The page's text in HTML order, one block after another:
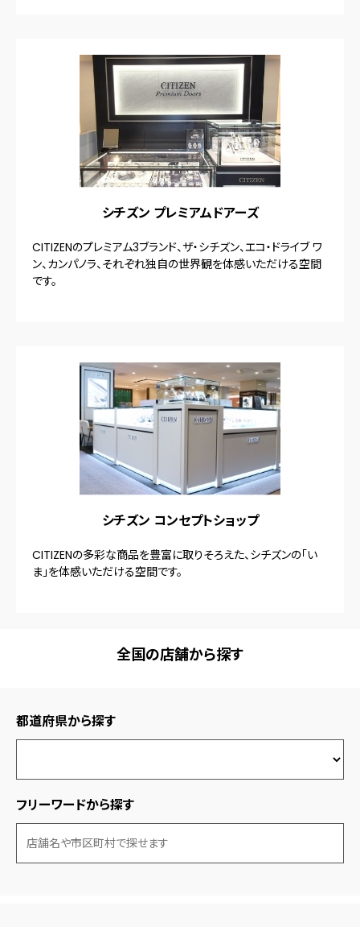
シチズン プレミアムドアーズ
CITIZENのプレミアム3ブランド、ザ・シチズン、エコ・ドライブ ワ
ン、カンパノラ、それぞれ独自の世界観を体感いただける空間
です。
シチズン コンセプトショップ
CITIZENの多彩な商品を豊富に取りそろえた、シチズンの「い
ま」を体感いただける空間です。
全国の店舗から探す
都道府県から探す
フリーワードから探す